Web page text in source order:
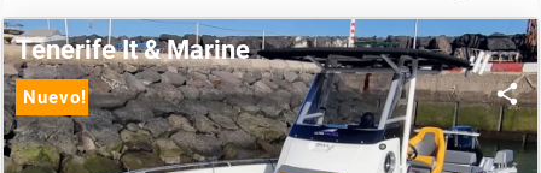
DE:4360€
Nuevo!
Tenerife It & Marine